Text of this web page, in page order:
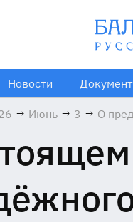
Новости
→ Июнь → 3 → О
не мы?»